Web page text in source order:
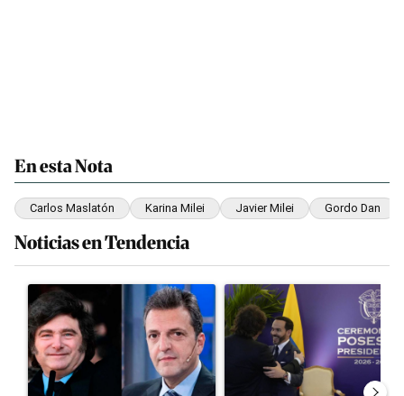
En esta Nota
Carlos Maslatón Karina Milei Javier Milei Gordo Dan
Noticias en Tendencia
Este listado muestra los artículos con más comentarios en los
Un artículo de tendencia con el título "Los gobernadores
Un artículo de tendencia con